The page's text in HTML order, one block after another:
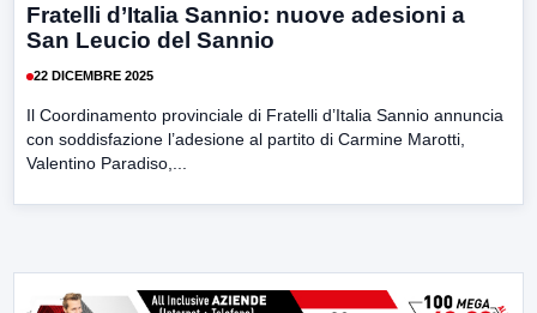
Fratelli d’Italia Sannio: nuove adesioni a
San Leucio del Sannio
22 DICEMBRE 2025
Il Coordinamento provinciale di Fratelli d’Italia Sannio annuncia
con soddisfazione l’adesione al partito di Carmine Marotti,
Valentino Paradiso,...